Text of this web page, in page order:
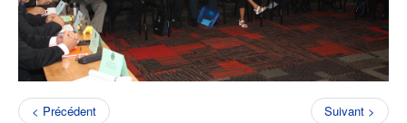
< Précédent Suivant >